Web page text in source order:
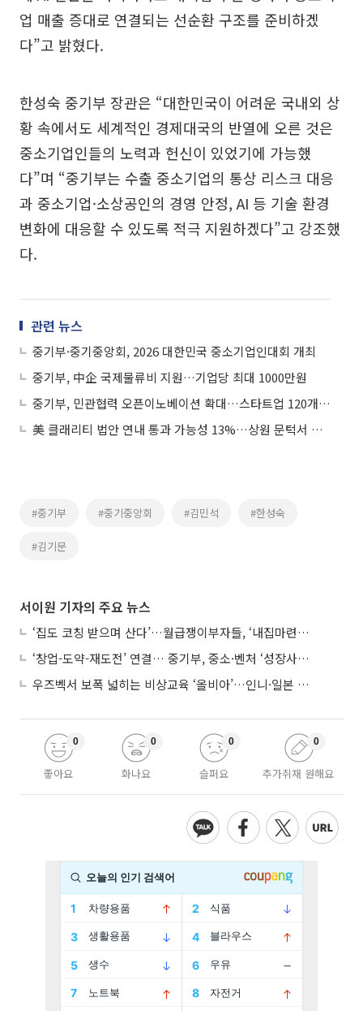
업 매출 증대로 연결되는 선순환 구조를 준비하겠
다”고 밝혔다.
한성숙 중기부 장관은 “대한민국이 어려운 국내외 상
황 속에서도 세계적인 경제대국의 반열에 오른 것은
중소기업인들의 노력과 헌신이 있었기에 가능했
다”며 “중기부는 수출 중소기업의 통상 리스크 대응
과 중소기업·소상공인의 경영 안정, AI 등 기술 환경
변화에 대응할 수 있도록 적극 지원하겠다”고 강조했
다.
관련 뉴스
중기부·중기중앙회, 2026 대한민국 중소기업인대회 개최
중기부, 中企 국제물류비 지원…기업당 최대 1000만원
중기부, 민관협력 오픈이노베이션 확대…스타트업 120개사 지원
美 클래리티 법안 연내 통과 가능성 13%…상원 문턱서 제동
#중기부 #중기중앙회 #김민석 #한성숙
#김기문
서이원 기자의 주요 뉴스
‘집도 코칭 받으며 산다’…월급쟁이부자들, ‘내집마련’ 신청 증가세
‘창업-도약-재도전’ 연결… 중기부, 중소·벤처 ‘성장사다리’ 짓는다
우즈벡서 보폭 넓히는 비상교육 ‘올비아’…인니·일본 진출 타진
좋아요
0
화나요
0
슬퍼요
0
추가취재 원해요
0